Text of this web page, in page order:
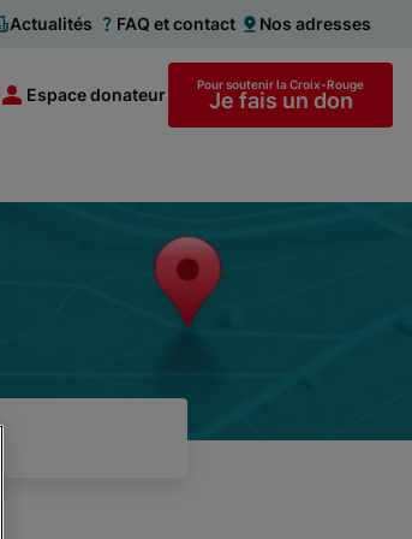
Actualités FAQ et contact Nos adresses
Espace donateur Pour soutenir la Croix-Rouge
Je fais un don